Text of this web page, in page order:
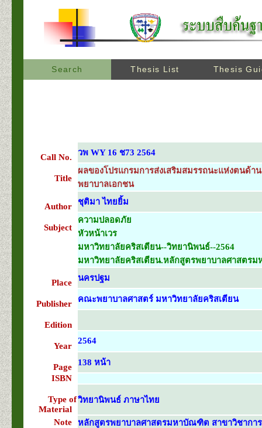
Search Thesis List Thesis
Call No. วพ WY 16 ช73 2564
Title
ผลของโปรแกรมการส่งเสริมสมรรถนะแห่งตนด้
พยาบาลเอกชน
Author ชุติมา ไทยยิ้ม
Subject
ความปลอดภัย
หัวหน้าเวร
มหาวิทยาลัยคริสเตียน--วิทยานิพนธ์--2564
มหาวิทยาลัยคริสเตียน.หลักสูตรพยาบาลศาสตร
Place นครปฐม
Publisher คณะพยาบาลศาสตร์ มหาวิทยาลัยคริสเตียน
Edition
Year
2564
Page
138 หน้า
ISBN
Type of
Material
วิทยานิพนธ์ ภาษาไทย
Note หลักสูตรพยาบาลศาสตรมหาบัณฑิต สาขาวิชาการ